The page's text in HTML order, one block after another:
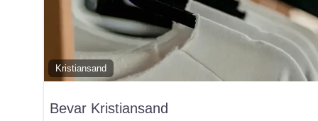
Kristiansand
Bevar Kristiansand